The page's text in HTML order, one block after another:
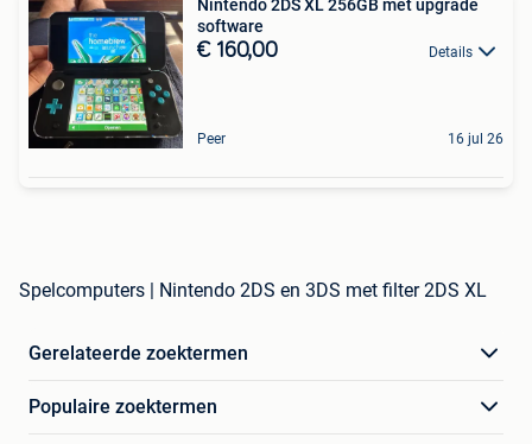
Nintendo 2DS XL 256GB met upgrade
software
€ 160,00 Details
Peer 16 jul 26
Spelcomputers | Nintendo 2DS en 3DS met filter 2DS XL
Gerelateerde zoektermen
Populaire zoektermen